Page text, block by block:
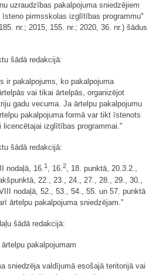
uzraudzības pakalpojuma sniedzējiem
pirmsskolas izglītības programmu"
nr.; 2015, 155. nr.; 2020, 36. nr.) šādus
šādā redakcijā:
ir pakalpojums, ko pakalpojuma
vai tikai ārtelpās, organizējot
gadu vecuma. Ja ārtelpu pakalpojumu
pakalpojuma formā var tikt īstenots
izglītības programmai."
šādā redakcijā:
nodaļā, 16.1 , 16.2, 18. punktā, 20.3.2.,
22., 23., 24., 27., 28., 29., 30.,
nodaļā, 52.,​​​​​​​ 53., 54., ​​​​​​​55. un 57. punktā
ārtelpu pakalpojuma sniedzējam."
šādā redakcijā:
pakalpojumam
sniedzēja valdījumā esošajā teritorijā vai